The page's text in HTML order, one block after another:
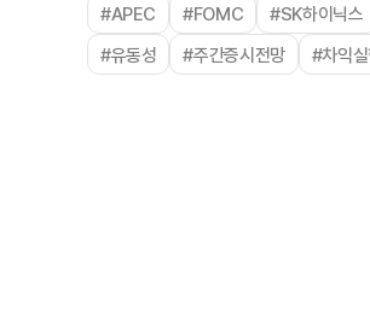
#APEC #FOMC #SK하이닉스
#유동성
#주간증시전망 #차익